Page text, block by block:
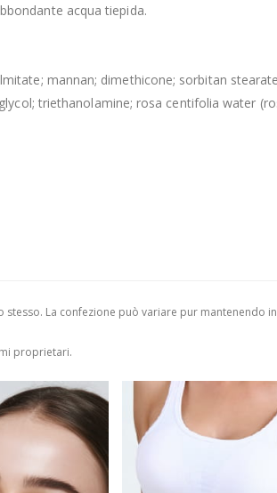
acqua tiepida.
mannan; dimethicone; sorbitan
triethanolamine; rosa centifolia water
La confezione può variare pur mantenendo
proprietari.